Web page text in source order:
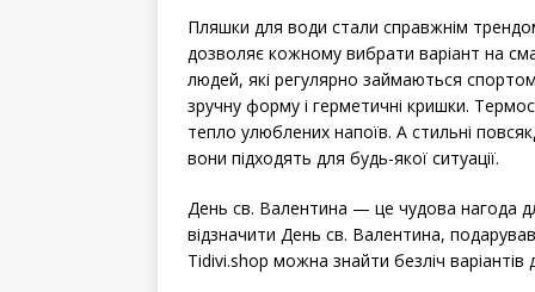
Пляшки для води стали справжнім
дозволяє кожному вибрати варіант на
людей, які регулярно займаються
зручну форму і герметичні кришки.
тепло улюблених напоїв. А стильні
вони підходять для будь-якої ситуації.
День св. Валентина — це чудова нагода
відзначити День св. Валентина,
Tidivi.shop можна знайти безліч